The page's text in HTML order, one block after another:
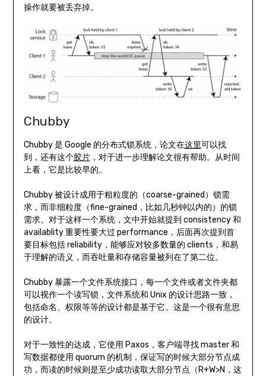
操作就要被丢弃掉。
Chubby
Chubby 是 Google 的分布式锁系统，论文在这里可以找
到，还有这个胶片，对于进一步理解论文很有帮助。从时间
上看，它是比较早的。
Chubby 被设计成用于粗粒度的（coarse-grained）锁需
求，而非细粒度（fine-grained，比如几秒钟以内的）的锁
需求。对于这样一个系统，文中开始就提到 consistency 和
availablity 重要性要大过 performance，后面再次提到首
要目标包括 reliability，能够应对较多数量的 clients，和易
于理解的语义，而吞吐量和存储容量被列在了第二位。
Chubby 暴露一个文件系统接口，每一个文件或者文件夹都
可以视作一个读写锁，文件系统和 Unix 的设计思路一致，
包括命名、权限等等的设计都是基于它。这是一个很有意思
的设计。
对于一致性的达成，它使用 Paxos，客户端寻找 master 和
写数据都使用 quorum 的机制，保证写的时候大部分节点成
功，而读的时候则是至少成功读取大部分节点（R+W>N，这